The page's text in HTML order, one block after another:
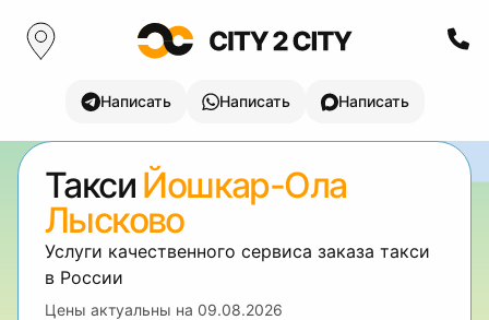
Написать Написать Написать
Такси Йошкар-Ола
Лысково
Услуги качественного сервиса заказа такси
в России
Цены актуальны на 09.08.2026